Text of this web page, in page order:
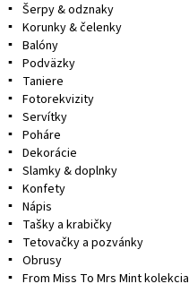
Šerpy & odznaky
Korunky & čelenky
Balóny
Podväzky
Taniere
Fotorekvizity
Servítky
Poháre
Dekorácie
Slamky & doplnky
Konfety
Nápis
Tašky a krabičky
Tetovačky a pozvánky
Obrusy
From Miss To Mrs Mint kolekcia